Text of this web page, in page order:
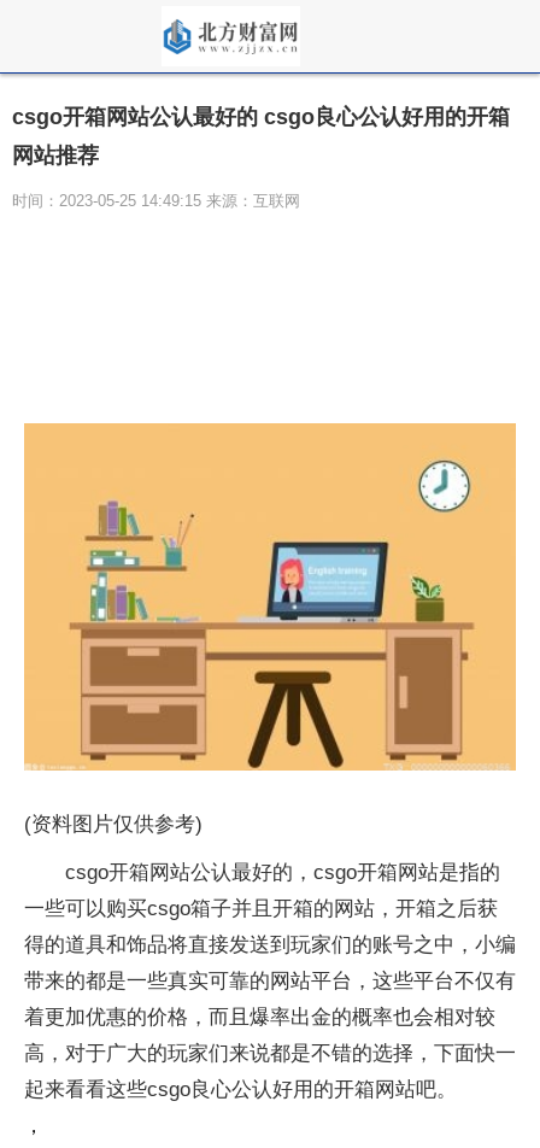
csgo开箱网站公认最好的 csgo良心公认好用的开箱
网站推荐
时间：2023-05-25 14:49:15 来源：互联网
(资料图片仅供参考)
csgo开箱网站公认最好的，csgo开箱网站是指的
一些可以购买csgo箱子并且开箱的网站，开箱之后获
得的道具和饰品将直接发送到玩家们的账号之中，小编
带来的都是一些真实可靠的网站平台，这些平台不仅有
着更加优惠的价格，而且爆率出金的概率也会相对较
高，对于广大的玩家们来说都是不错的选择，下面快一
起来看看这些csgo良心公认好用的开箱网站吧。
，